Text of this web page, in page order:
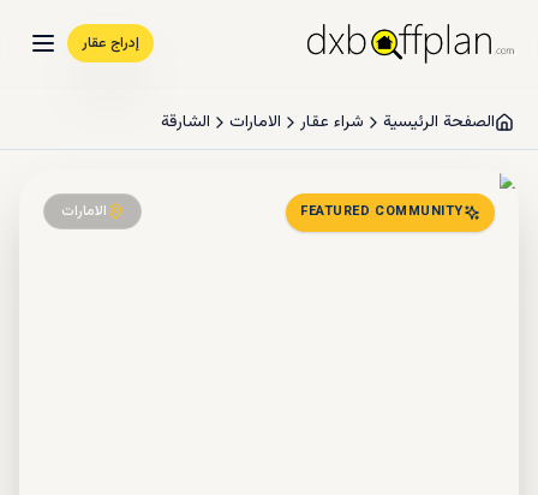
إدراج عقار
الصفحة الرئيسية شراء عقار الامارات الشارقة
FEATURED COMMUNITY الامارات